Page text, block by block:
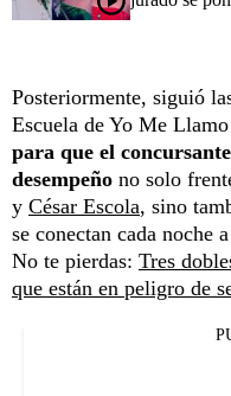
Posteriormente, siguió
Escuela de Yo Me
para que el
desempeño no solo
y César Escola, sino
se conectan cada noche
No te pierdas: Tres
que están en peligro de